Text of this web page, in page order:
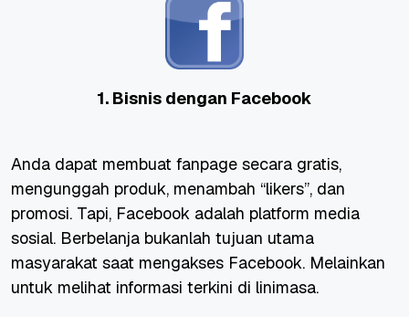
1. Bisnis dengan Facebook
Anda dapat membuat fanpage secara gratis,
mengunggah produk, menambah “likers”, dan
promosi. Tapi, Facebook adalah platform media
sosial. Berbelanja bukanlah tujuan utama
masyarakat saat mengakses Facebook. Melainkan
untuk melihat informasi terkini di linimasa.